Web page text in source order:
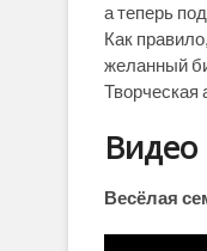
а теперь
Как
желанный
Творческая
Видео
Весёлая